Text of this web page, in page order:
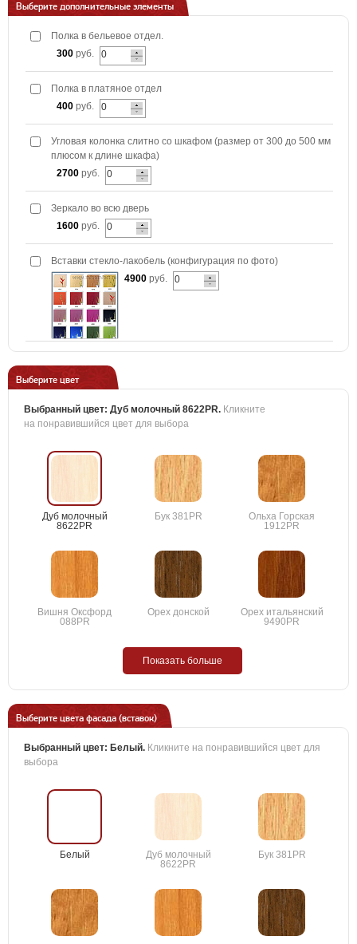
Выберите дополнительные элементы
Полка в бельевое отдел.
300 руб.
Полка в платяное отдел
400 руб.
Угловая колонка слитно со шкафом (размер от 300 до 500 мм
плюсом к длине шкафа)
2700 руб.
Зеркало во всю дверь
1600 руб.
Вставки стекло-лакобель (конфигурация по фото)
4900 руб.
Выберите цвет
Выбранный цвет: Дуб молочный 8622PR. Кликните
на понравившийся цвет для выбора
Дуб молочный
8622PR
Бук 381PR
Ольха Горская
1912PR
Вишня Оксфорд
088PR
Орех донской
Орех итальянский
9490PR
Показать больше
Выберите цвета фасада (вставок)
Выбранный цвет: Белый. Кликните на понравившийся цвет для
выбора
Белый
Дуб молочный
8622PR
Бук 381PR